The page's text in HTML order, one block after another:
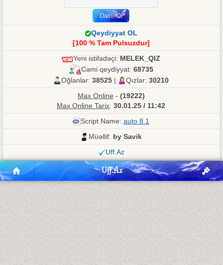
Qeydiyyat OL
[100 % Tam Pulsuzdur]
Yeni istifadəçi: MELEK_QIZ
Cəmi qeydiyyat: 68735
Oğlanlar: 38525 Qızlar: 30210
Max Online - (19222)
Max Online Tarix: 30.01.25 / 11:42
Script Name: auto 8.1
Müəllif: by Savik
Uff.Az
Uff.Az